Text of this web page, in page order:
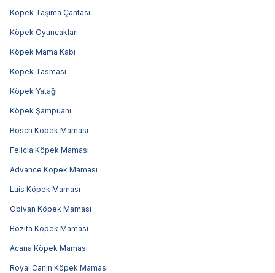
Köpek Taşıma Çantası
Köpek Oyuncakları
Köpek Mama Kabı
Köpek Tasması
Köpek Yatağı
Köpek Şampuanı
Bosch Köpek Maması
Felicia Köpek Maması
Advance Köpek Maması
Luis Köpek Maması
Obivan Köpek Maması
Bozita Köpek Maması
Acana Köpek Maması
Royal Canin Köpek Maması